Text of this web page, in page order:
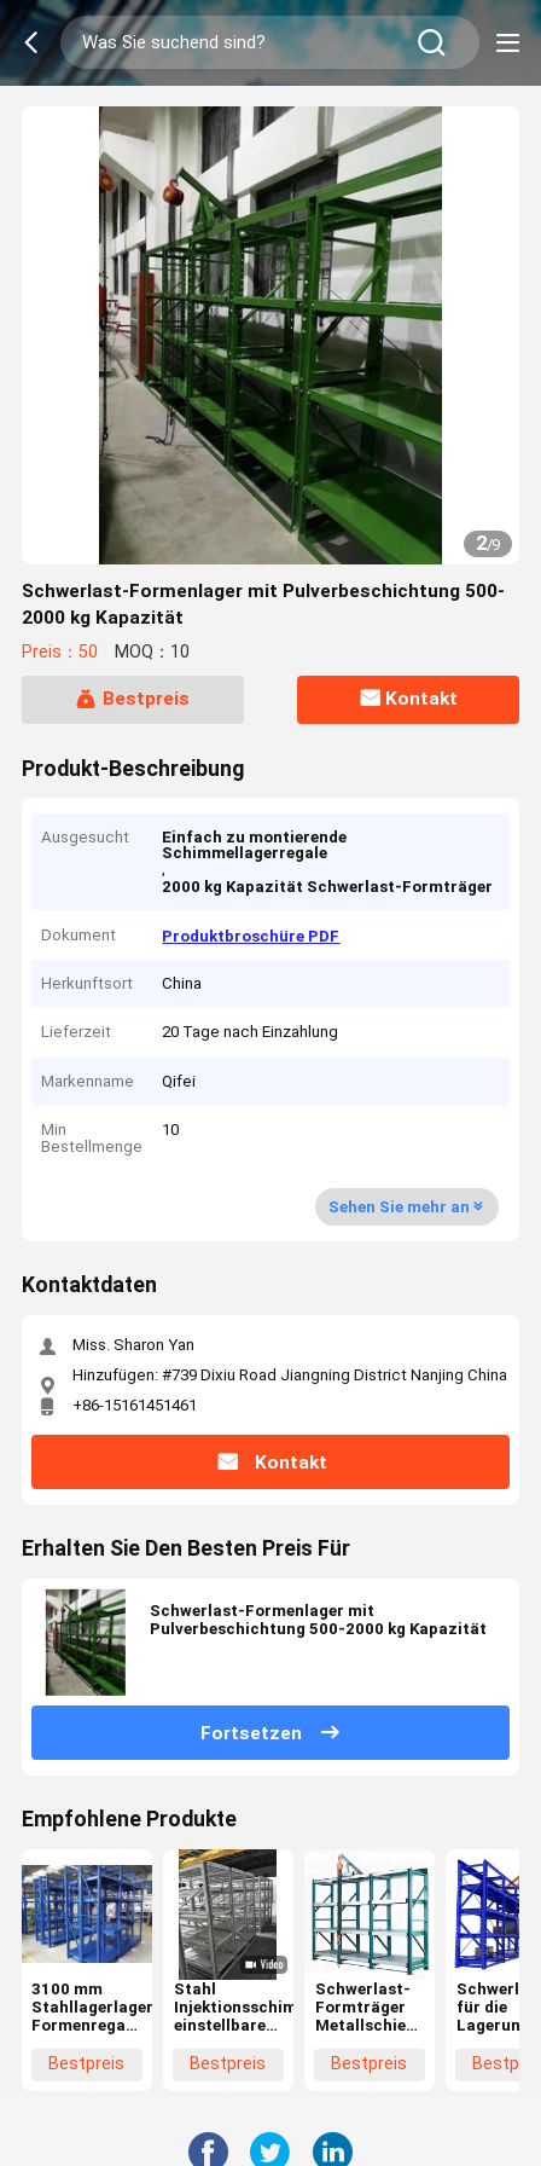
2/9
Schwerlast-Formenlager mit Pulverbeschichtung 500-
2000 kg Kapazität
Preis：50 MOQ：10
Bestpreis Kontakt
Produkt-Beschreibung
Ausgesucht
Einfach zu montierende
Schimmellagerregale
,
2000 kg Kapazität Schwerlast-Formträger
Dokument Produktbroschüre PDF
Herkunftsort China
Lieferzeit 20 Tage nach Einzahlung
Markenname Qifei
Min
Bestellmenge
10
Sehen Sie mehr an
Kontaktdaten
Miss. Sharon Yan
Hinzufügen: #739 Dixiu Road Jiangning District Nanjing China
+86-15161451461
Kontakt
Erhalten Sie Den Besten Preis Für
Schwerlast-Formenlager mit
Pulverbeschichtung 500-2000 kg Kapazität
Fortsetzen
Empfohlene Produkte
3100 mm
Stahllagerlager-
Formenregal
verstellbarem
Bestpreis
Stahl
Injektionsschimmellager,
einstellbare
Schichten
Bestpreis
Schwerlast-
Formträger
Metallschiebefach
Spritzgussregale
Bestpreis
für die
Lagerung
von